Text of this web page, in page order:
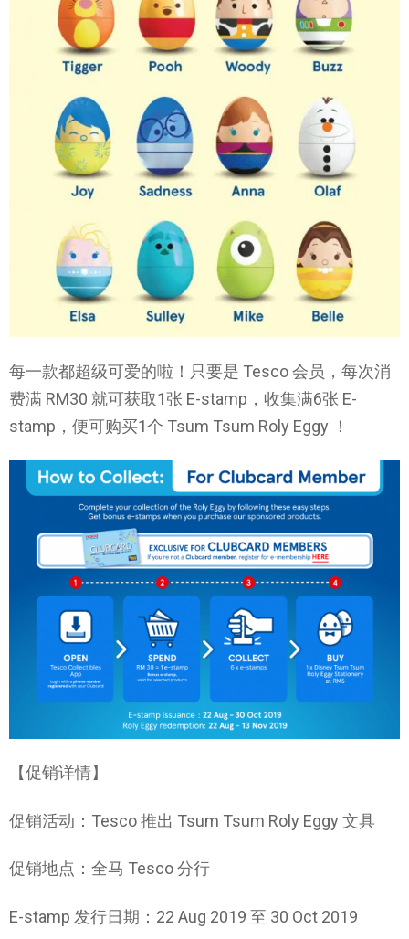
每一款都超级可爱的啦！只要是 Tesco 会员，每次消
费满 RM30 就可获取1张 E-stamp，收集满6张 E-
stamp，便可购买1个 Tsum Tsum Roly Eggy ！
【促销详情】
促销活动：Tesco 推出 Tsum Tsum Roly Eggy 文具
促销地点：全马 Tesco 分行
E-stamp 发行日期：22 Aug 2019 至 30 Oct 2019